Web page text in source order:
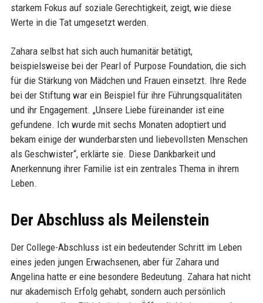
starkem Fokus auf soziale Gerechtigkeit, zeigt, wie diese
Werte in die Tat umgesetzt werden.
Zahara selbst hat sich auch humanitär betätigt,
beispielsweise bei der Pearl of Purpose Foundation, die sich
für die Stärkung von Mädchen und Frauen einsetzt. Ihre Rede
bei der Stiftung war ein Beispiel für ihre Führungsqualitäten
und ihr Engagement. „Unsere Liebe füreinander ist eine
gefundene. Ich wurde mit sechs Monaten adoptiert und
bekam einige der wunderbarsten und liebevollsten Menschen
als Geschwister“, erklärte sie. Diese Dankbarkeit und
Anerkennung ihrer Familie ist ein zentrales Thema in ihrem
Leben.
Der Abschluss als Meilenstein
Der College-Abschluss ist ein bedeutender Schritt im Leben
eines jeden jungen Erwachsenen, aber für Zahara und
Angelina hatte er eine besondere Bedeutung. Zahara hat nicht
nur akademisch Erfolg gehabt, sondern auch persönlich